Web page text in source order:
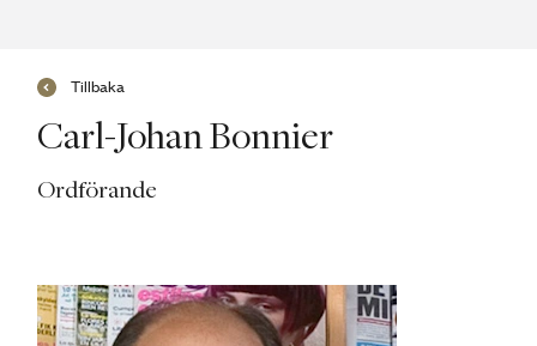
Carl-Johan Bonnier
Ordförande
Tillbaka